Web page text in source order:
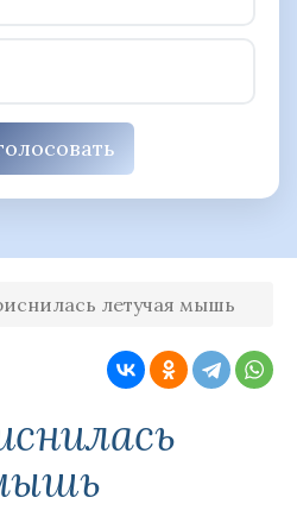
летучая мышь